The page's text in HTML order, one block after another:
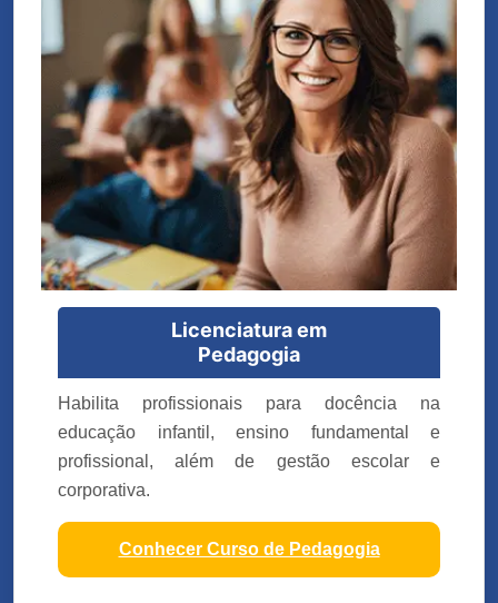
Licenciatura em
Pedagogia
Habilita profissionais para docência na
educação infantil, ensino fundamental e
profissional, além de gestão escolar e
corporativa.
Conhecer Curso de Pedagogia